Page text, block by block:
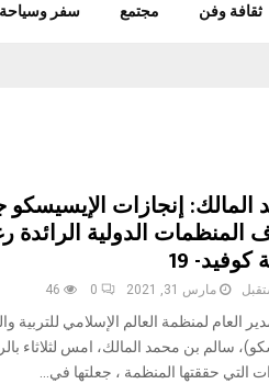
ثقافة وفن مجتمع سفر وسياحة
إنجازات الإيسيسكو
المنظمات الدولية
19
مارس 31, 2021 0
46
العام لمنظمة العالم الإسلامي للتربية
سالم بن محمد المالك، امس لثلاثاء
التي حققتها المنظمة ، جعلتها في...